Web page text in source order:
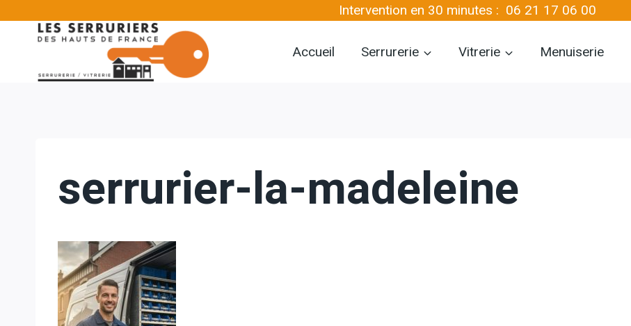
Intervention en 30 minutes : 06 21 17 06 00
Accueil Serrurerie Vitrerie Menuiserie
serrurier-la-madeleine